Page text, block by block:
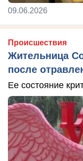
09.06.2026
Происшествия
Жительница
после
Ее состояние